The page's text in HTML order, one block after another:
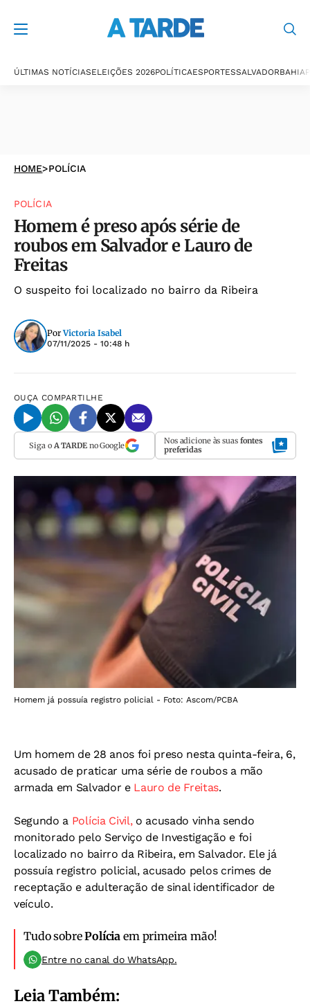
ÚLTIMAS NOTÍCIASELEIÇÕES 2026POLÍTICAESPORTESSALVADORBAHIA
HOME>POLÍCIA
POLÍCIA
Homem é preso após série de
roubos em Salvador e Lauro de
Freitas
O suspeito foi localizado no bairro da Ribeira
Por Victoria Isabel
07/11/2025 - 10:48 h
OUÇA COMPARTILHE
Siga o A TARDEno Google Nos adicione às suas fontes
preferidas
Homem já possuía registro policial - Foto: Ascom/PCBA
Um homem de 28 anos foi preso nesta quinta-feira, 6,
acusado de praticar uma série de roubos a mão
armada em Salvador eLauro de Freitas.
Segundo a Polícia Civil,o acusado vinha sendo
monitorado pelo Serviço de Investigação e foi
localizado no bairro da Ribeira, em Salvador. Ele já
possuía registro policial, acusado pelos crimes de
receptação e adulteração de sinal identificador de
veículo.
Tudo sobrePolícia em primeira mão!
Entre no canal do WhatsApp.
Leia Também: